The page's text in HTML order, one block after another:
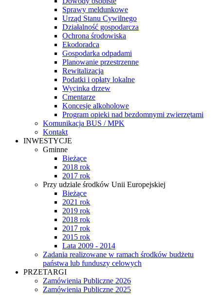
Sprawy meldunkowe
Urząd Stanu Cywilnego
Działalność gospodarcza
Ochrona środowiska
Ekodoradca
Gospodarka odpadami
Planowanie przestrzenne
Rewitalizacja
Podatki i opłaty lokalne
Wycinka drzew
Cmentarze
Koncesje alkoholowe
Program opieki nad bezdomnymi zwierzętami
Komunikacja BUS / MPK
Kontakt
INWESTYCJE
Gminne
Bieżące
2018 rok
2017 rok
Przy udziale środków Unii Europejskiej
Bieżące
2021 rok
2019 rok
2018 rok
2017 rok
2015 rok
Lata 2009 - 2014
Zadania realizowane w ramach środków budżetu
państwa lub funduszy celowych
PRZETARGI
Zamówienia Publiczne 2026
Zamówienia Publiczne 2025